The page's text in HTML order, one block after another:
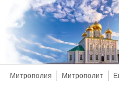
Митрополия Митрополит